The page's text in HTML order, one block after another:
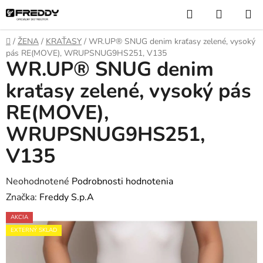
Prejsť
na
obsah
Hľadať
KOŠÍK
Domov
/ ŽENA / KRAŤASY / WR.UP® SNUG denim kraťasy zelené, vysoký
pás RE(MOVE), WRUPSNUG9HS251, V135
WR.UP® SNUG denim
kraťasy zelené, vysoký pás
RE(MOVE),
WRUPSNUG9HS251,
V135
Priemerné
hodnotenie
produktu
je
Neohodnotené Podrobnosti hodnotenia
Značka: Freddy S.p.A
AKCIA
EXTERNÝ SKLAD